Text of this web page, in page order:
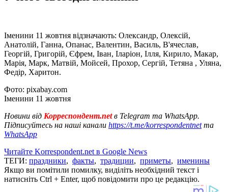
Іменини 11 жовтня відзначають: Олександр, Олексій,
Анатолій, Ганна, Опанас, Валентин, Василь, В'ячеслав,
Георгій, Григорій, Єфрем, Іван, Іларіон, Ілля, Кирило, Макар,
Марія, Марк, Матвій, Мойсей, Прохор, Сергій, Тетяна , Уляна,
Федір, Харитон.
Фото: pixabay.com
Іменини 11 жовтня
Новини від Корреспондент.netв Telegram та WhatsApp.
Підписуйтесь на наші канали https://t.me/korrespondentnetта
WhatsApp
Читайте Korrespondent.net в Google News
ТЕГИ: праздники, факты, традиции, приметы, именины
Якщо ви помітили помилку, виділіть необхідний текст і
натисніть Ctrl + Enter, щоб повідомити про це редакцію.